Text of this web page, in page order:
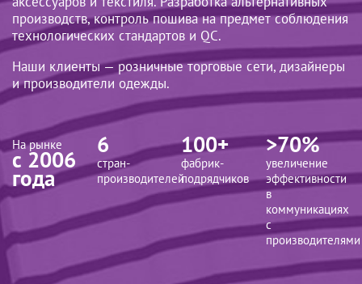
производств, контроль пошива на предмет соблюдения
технологических стандартов и QC.
Наши клиенты — розничные торговые сети, дизайнеры
и производители одежды.
На рынке
с 2006
года
6
стран-
производителей
100+
фабрик-
подрядчиков
>70%
увеличение
эффективности
в
коммуникациях
с
производителями